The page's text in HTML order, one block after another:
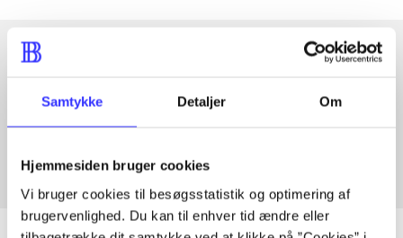
Samtykke Detaljer Om
Hjemmesiden bruger cookies
Vi bruger cookies til besøgsstatistik og optimering af
brugervenlighed. Du kan til enhver tid ændre eller
Artikler med samme emner